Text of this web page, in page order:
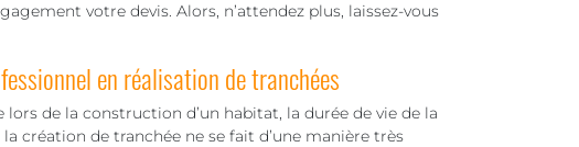
votre devis. Alors, n’attendez plus, laissez-vous
en réalisation de tranchées
de la construction d’un habitat, la durée de vie de la
création de tranchée ne se fait d’une manière très